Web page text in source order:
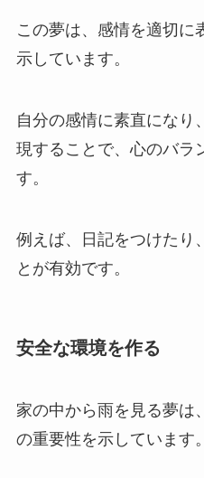
この夢は、感情を適切に
示しています。
自分の感情に素直になり
現することで、心のバラ
す。
例えば、日記をつけたり
とが有効です。
安全な環境を作る
家の中から雨を見る夢は
の重要性を示しています。